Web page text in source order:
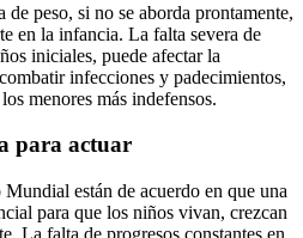
peso, si no se aborda prontamente,
en la infancia. La falta severa de
iniciales, puede afectar la
infecciones y padecimientos,
menores más indefensos.
para actuar
están de acuerdo en que una
para que los niños vivan, crezcan
La falta de progresos constantes en